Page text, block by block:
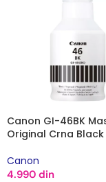
Canon GI-46BK
Original Crna Black
Canon
4.990 din